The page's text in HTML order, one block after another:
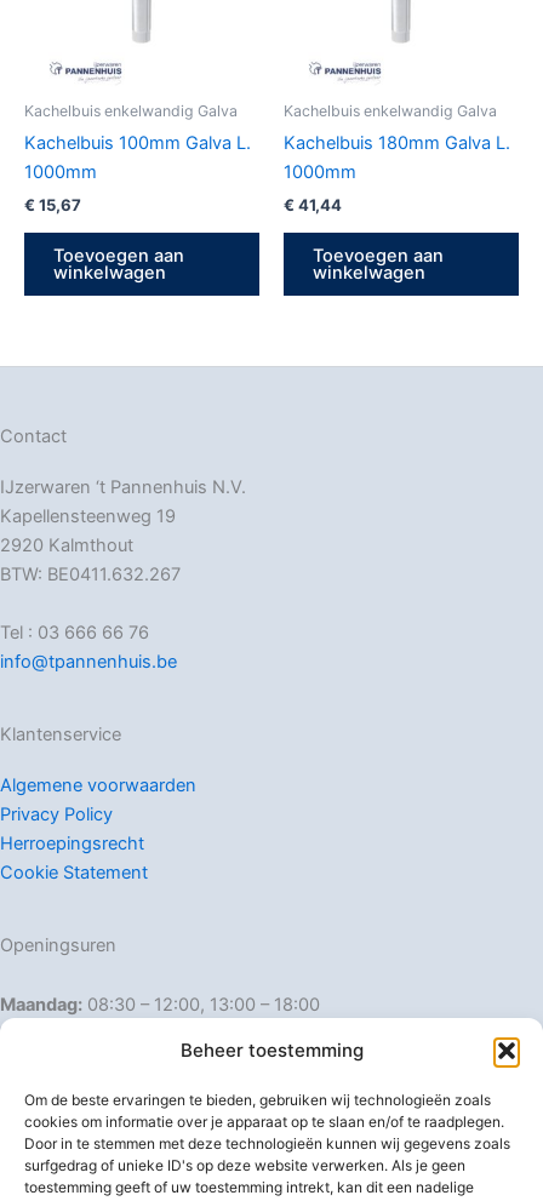
Beheer toestemming
Om de beste ervaringen te bieden, gebruiken wij technologieën zoals
cookies om informatie over je apparaat op te slaan en/of te raadplegen.
Door in te stemmen met deze technologieën kunnen wij gegevens zoals
surfgedrag of unieke ID's op deze website verwerken. Als je geen
toestemming geeft of uw toestemming intrekt, kan dit een nadelige
Kachelbuis enkelwandig Galva
Kachelbuis 100mm Galva L.
1000mm
€ 15,67
Toevoegen aan
winkelwagen
Kachelbuis enkelwandig Galva
Kachelbuis 180mm Galva L.
1000mm
€ 41,44
Toevoegen aan
winkelwagen
Contact
IJzerwaren ‘t Pannenhuis N.V.
Kapellensteenweg 19
2920 Kalmthout
BTW: BE0411.632.267
Tel : 03 666 66 76
info@tpannenhuis.be
Klantenservice
Algemene voorwaarden
Privacy Policy
Herroepingsrecht
Cookie Statement
Openingsuren
Maandag: 08:30 – 12:00, 13:00 – 18:00
Dinsdag:
08:30 – 12:00, 13:00 – 18:00
Donderdag: 08:30 – 12:00, 13:00 – 18:00
Vrijdag: 08:30 – 12:00, 13:00 – 18:00
Zaterdag: 08:30 – 16:00
Zondag: Gesloten